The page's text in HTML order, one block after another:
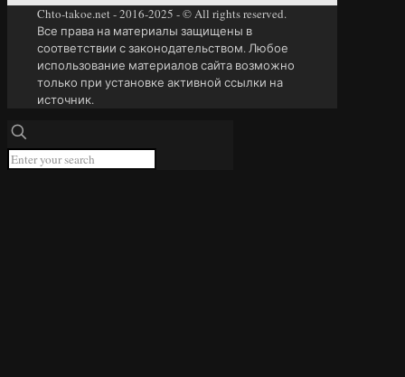
Chto-takoe.net - 2016-2025 - © All rights reserved.
Все права на материалы защищены в
соответствии с законодательством. Любое
использование материалов сайта возможно
только при установке активной ссылки на
источник.